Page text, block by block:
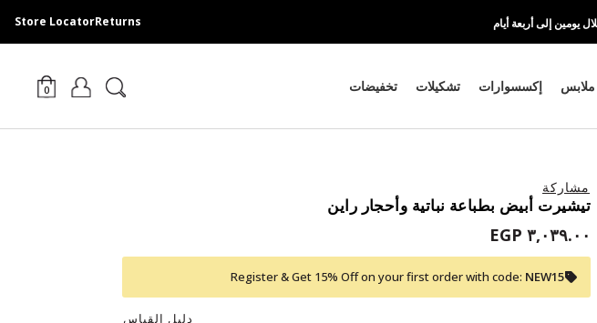
يومين إلى أربعة أيام Returns
Store Locator
ملابس إكسسوارات تشكيلات تخفيضات 0
مشاركة
تيشيرت أبيض بطباعة نباتية وأحجار راين
٣,٠٣٩.٠٠ EGP
Register & Get 15% Off on your first order with code: NEW15
دليل القياس